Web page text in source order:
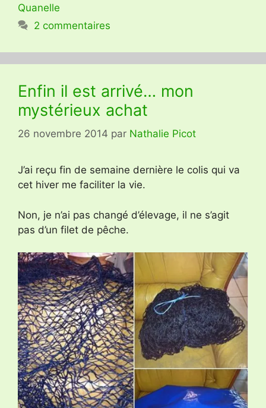
Quanelle
2 commentaires
Enfin il est arrivé… mon
mystérieux achat
26 novembre 2014 par Nathalie Picot
J’ai reçu fin de semaine dernière le colis qui va
cet hiver me faciliter la vie.
Non, je n’ai pas changé d’élevage, il ne s’agit
pas d’un filet de pêche.